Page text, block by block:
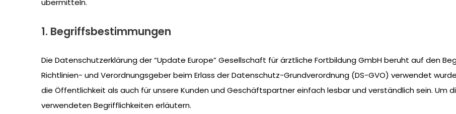
übermitteln.
1. Begriffsbestimmungen
Die Datenschutzerklärung der “Update Europe” Gesellschaft für ärztliche Fortbildung GmbH beruht auf den
Richtlinien- und Verordnungsgeber beim Erlass der Datenschutz-Grundverordnung (DS-GVO) verwendet
die Öffentlichkeit als auch für unsere Kunden und Geschäftspartner einfach lesbar und verständlich sein. Um
verwendeten Begrifflichkeiten erläutern.